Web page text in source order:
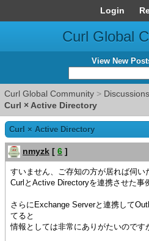
Login
Curl Global
View New
Curl Global Community > Discussions
Curl × Active Directory
Curl × Active Directory
nmyzk [ 6 ]
すいません、ご存知の方が居れば伺い
CurlとActive Directoryを連携させた事
さらにExchange Serverと連携して
てると
情報としては非常にありがたいのです